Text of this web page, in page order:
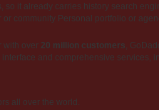
so it already carries history search
or community Personal portfolio or
with over 20 million customers,
and comprehensive
all over the world.